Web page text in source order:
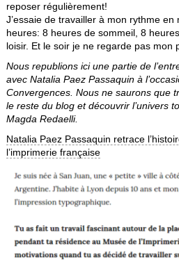
reposer régulièrement!
J’essaie de travailler à mon rythme en
heures: 8 heures de sommeil, 8
loisir. Et le soir je ne regarde pas mon
Nous republions ici une partie de
avec Natalia Paez Passaquin à
Convergences. Nous ne saurons que
le reste du blog et découvrir l’univers
Magda Redaelli.
Natalia Paez Passaquin retrace
l’imprimerie française